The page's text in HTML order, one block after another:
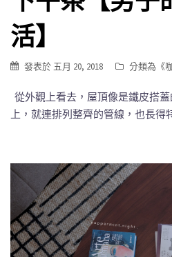
活】
發表於 五月 20, 2018 分類為《
從外觀上看去，屋頂像是鐵皮搭
上，就連排列整齊的管線，也長